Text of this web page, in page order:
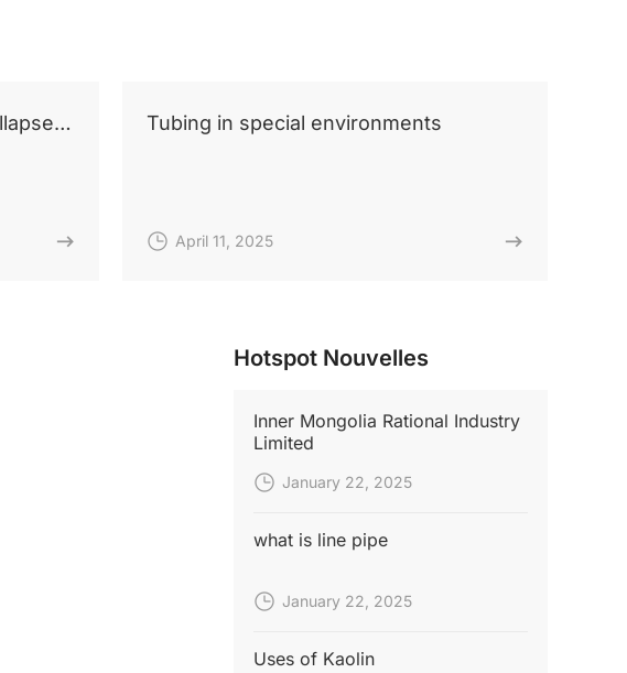
Tubing in special environments
April 11, 2025
Hotspot Nouvelles
Inner Mongolia Rational Industry
Limited
January 22, 2025
what is line pipe
January 22, 2025
Uses of Kaolin